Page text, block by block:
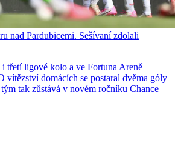
nad Pardubicemi. Sešívaní zdolali
třetí ligové kolo a ve Fortuna Areně
vítězství domácích se postaral dvěma góly
tak zůstává v novém ročníku Chance